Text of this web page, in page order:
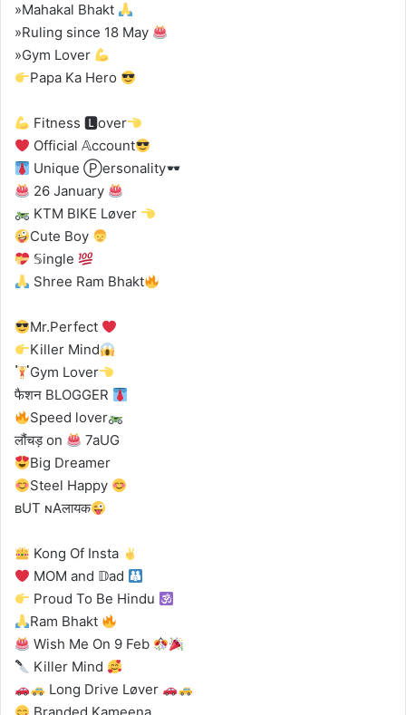
»Mahakal Bhakt
»Ruling since 18 May
»Gym Lover
Papa Ka Hero
Fitness 🅻over
Official 𝔸ccount
Unique Ⓟersonality
26 January
KTM BIKE Løver
Cute Boy
𝕊ingle
Shree Ram Bhakt
Mr.Perfect
Killer Mind
Gym Lover
फैशन BLOGGER
Speed lover
लौंचड़ on
7aUG
Big Dreamer
Steel Happy
ʙUT ɴAलायक
Kong Of Insta
MOM and 𝔻ad
Proud To Be Hindu
Ram Bhakt
Wish Me On 9 Feb
Killer Mind
Long Drive Løver